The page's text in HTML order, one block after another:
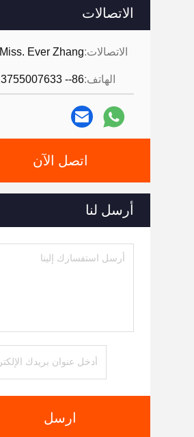
الاتصالات
الاتصالات:Miss. Ever Zhang
الهاتف:86-- 13755007633
اتصل الآن
أرسل لنا
ارسل